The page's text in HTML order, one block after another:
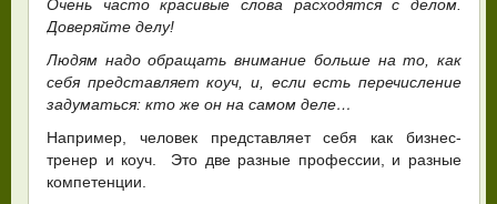
Очень часто красивые слова расходятся с делом.
Доверяйте делу!
Людям надо обращать внимание больше на то, как
себя представляет коуч, и, если есть перечисление
задуматься: кто же он на самом деле…
Например, человек представляет себя как бизнес-
тренер и коуч. Это две разные профессии, и разные
компетенции.